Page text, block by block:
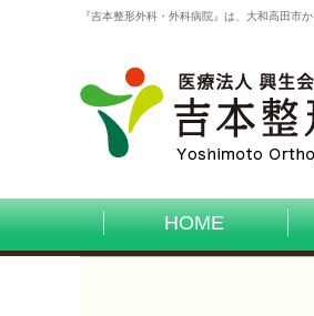
『吉本整形外科・外科病院』は、大和高田市
HOME